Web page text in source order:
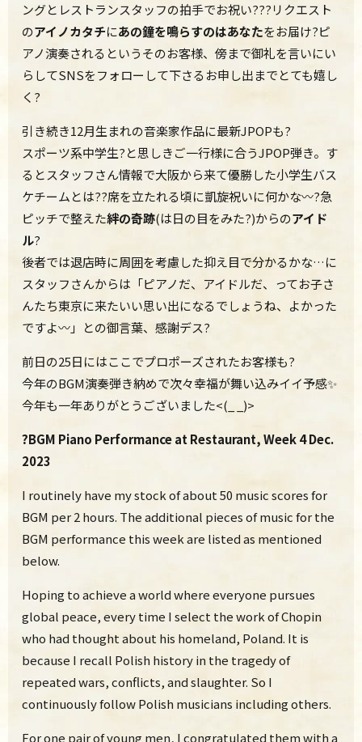
ングとレストランスタッフの拍手でお祝い???リクエスト
のアイノカタチにあの鐘を鳴らすのはあなたをお届け?ピ
アノ演奏されるというそのお客様、傍まで御礼を言いにい
らしてSNSをフォローして下さるお申し出までとても嬉し
く?
引き続き12月生まれの音楽家作品に最新JPOPも?
スポーツ系中学生?と思しきご一行様に合うJPOP弾き。す
るとスタッフさん情報で大阪から来て優勝した小学生バス
ケチームとは??席を立たれる頃に凱旋祝いに何かな〰?急
ピッチで整えた絆の奇跡(は日の目をみた?)からのアイド
ル?
後者では退店時に周囲を考慮した抑え目で分かるかな…に
スタッフさんからは「ピアノだ、アイドルだ、ってお子さ
んたち東京に来たいい思い出になるでしょうね、よかった
ですよ〰」との御言葉、感謝デス?
前日の25日にはここでプロポーズされたお客様も?
今年のBGM演奏弾き納めで次々幸福が舞い込みイイ予感✨
今年も一年ありがとうございました<(_ _)>
?BGM Piano Performance at Restaurant, Week 4 Dec.
2023
I routinely have my stock of about 50 music scores for
BGM per 2 hours. The additional pieces of music for the
BGM performance this week are listed as mentioned
below.
Hoping to achieve a world where everyone pursues
global peace, every time I select the work of Chopin
who had thought about his homeland, Poland. It is
because I recall Polish history in the tragedy of
repeated wars, conflicts, and slaughter. So I
continuously follow Polish musicians including others.
For one pair of young men, I congratulated them with a